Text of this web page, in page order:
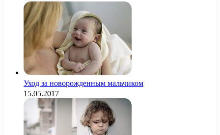
Уход за новорожденным мальчиком
15.05.2017